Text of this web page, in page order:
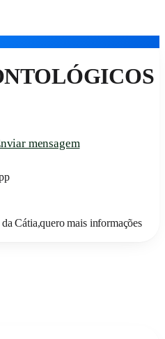
mensagem
Cátia,quero mais informações